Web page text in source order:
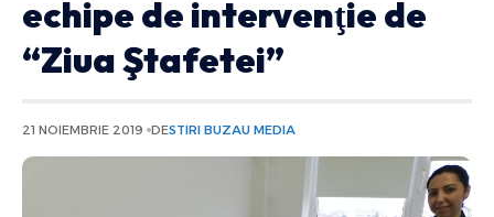
echipe de intervenţie de
“Ziua Ştafetei”
21 NOIEMBRIE 2019 DESTIRI BUZAU MEDIA